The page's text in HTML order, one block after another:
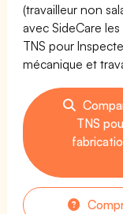
(travailleur non
avec SideCare
TNS pour
mécanique et
TNS